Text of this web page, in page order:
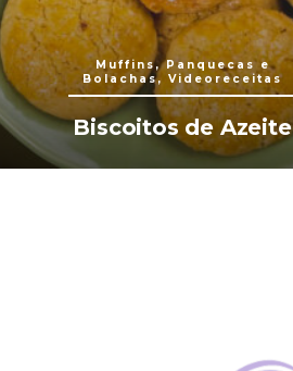
Muffins, Panquecas e
Bolachas, Videoreceitas
Biscoitos de Azeite